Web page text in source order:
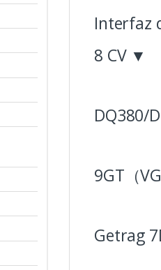
Interfaz
8 CV ▼
DQ380/
9GT（
Getrag